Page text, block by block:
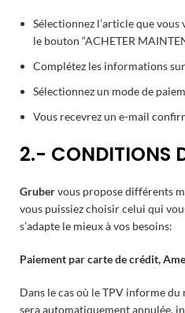
Sélectionnez l’article que
le bouton “ACHETER
Complétez les informations
Sélectionnez un mode de
Vous recevrez un e-mail
2.- CONDITIONS
Grubervous propose différents
vous puissiez choisir celui qui
s’adapte le mieux à vos besoins:
Paiement par carte de crédit,
Dans le cas où le TPV informe
sera automatiquement annulée,